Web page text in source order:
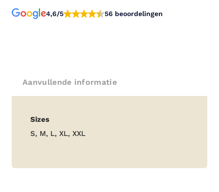
4,6/5 56 beoordelingen
Aanvullende informatie
Aanvullende
Sizes
S, M, L, XL, XXL